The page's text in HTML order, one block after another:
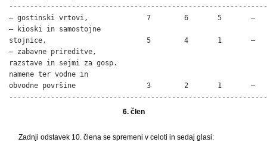
– gostinski vrtovi,              7        6       5       –
– kioski in samostojne
stojnice,                        5        4       1       –
– zabavne prireditve,
razstave in sejmi za gosp.
namene ter vodne in
obvodne površine                 3        2       1       –
6. člen
Zadnji odstavek 10. člena se spremeni v celoti in sedaj glasi: